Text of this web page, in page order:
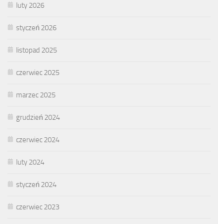
luty 2026
styczeń 2026
listopad 2025
czerwiec 2025
marzec 2025
grudzień 2024
czerwiec 2024
luty 2024
styczeń 2024
czerwiec 2023